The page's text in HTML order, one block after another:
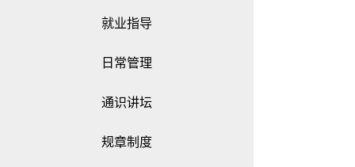
就业指导
日常管理
通识讲坛
规章制度